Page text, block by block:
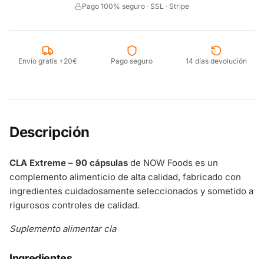
Pago 100% seguro · SSL · Stripe
Envío gratis +20€ Pago seguro 14 días devolución
Descripción
CLA Extreme – 90 cápsulas de NOW Foods es un
complemento alimenticio de alta calidad, fabricado con
ingredientes cuidadosamente seleccionados y sometido a
rigurosos controles de calidad.
Suplemento alimentar cla